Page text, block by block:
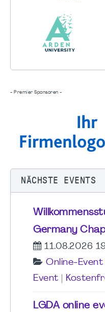
- Premier Sponsoren -
NÄCHSTE EVENTS
Germany
11.08.2026
Online-Event
Event
LGDA online